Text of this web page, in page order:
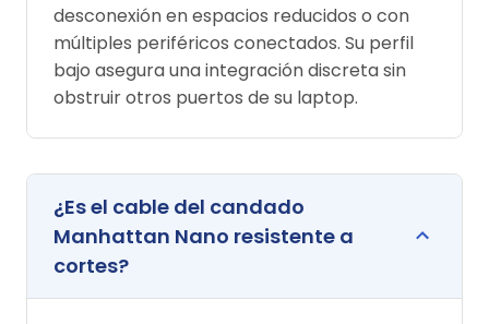
desconexión en espacios reducidos o con
múltiples periféricos conectados. Su perfil
bajo asegura una integración discreta sin
obstruir otros puertos de su laptop.
¿Es el cable del candado
Manhattan Nano resistente a
cortes?